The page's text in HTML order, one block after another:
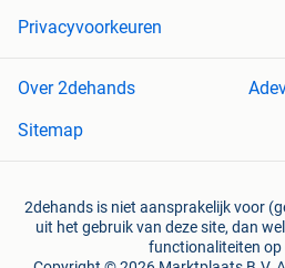
Privacyvoorkeuren
Over 2dehands
Sitemap
2dehands is niet aansprakelijk voor
uit het gebruik van deze site, dan
functionaliteiten op